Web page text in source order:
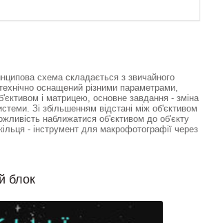
схема складається з звичайного
оснащений різними параметрами,
і матрицею, основне завдання - зміна
Зі збільшенням відстані між об'єктивом
наближатися об'єктивом до об'єкту
- інструмент для макрофотографії через
блок